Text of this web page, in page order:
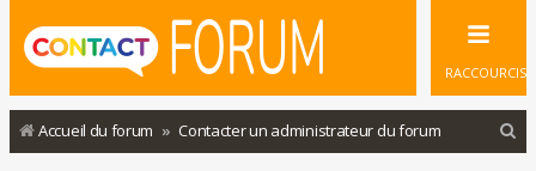
RACCOURCIS
Accueil du forum Contacter un administrateur du forum